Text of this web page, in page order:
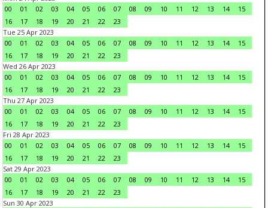
00
01 02 03 04 05 06 07 08 09 10 11 12 13 14
15
16
17 18 19 20 21 22
23
Tue 25 Apr 2023
00
01 02 03 04 05 06 07 08 09 10 11 12 13 14
15
16
17 18 19 20 21 22
23
Wed 26 Apr 2023
00
01 02 03 04 05 06 07 08 09 10 11 12 13 14
15
16
17 18 19 20 21 22
23
Thu 27 Apr 2023
00
01 02 03 04 05 06 07 08 09 10 11 12 13 14
15
16
17 18 19 20 21 22
23
Fri 28 Apr 2023
00
01 02 03 04 05 06 07 08 09 10 11 12 13 14
15
16
17 18 19 20 21 22
23
Sat 29 Apr 2023
00
01 02 03 04 05 06 07 08 09 10 11 12 13 14
15
16
17 18 19 20 21 22
23
Sun 30 Apr 2023